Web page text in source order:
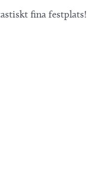
fina festplats!